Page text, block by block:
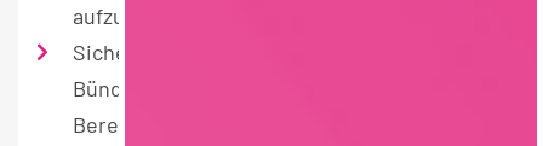
aufzustellen
Sicherstellung der Lieferkette durch
Bündelung von Informationen aus den
Bereichen Supply Chain Management,